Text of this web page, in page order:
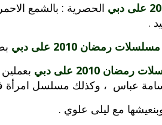
الحصرية : بالشمع
.
مسلسلات رمضان 2010 على دبي
رمضان 2010 على دبي
عباس ، وكذلك مسلسل امرأة
مع ليلى علوي .
حلاوة المولد النبوي مع
والصور...